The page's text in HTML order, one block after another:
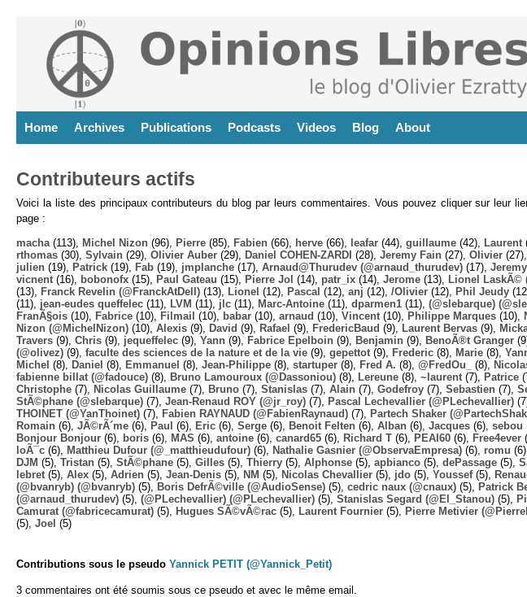
Home Archives Publications Podcasts Videos Blog About
Contributeurs actifs
Voici la liste des principaux contributeurs du blog par leurs commentaires. Vous pouvez cliquer sur leur
page :
macha (113), Michel Nizon (96), Pierre (85), Fabien (66), herve (66), leafar (44), guillaume (42), Laurent
rthomas (30), Sylvain (29), Olivier Auber (29), Daniel COHEN-ZARDI (28), Jeremy Fain (27), Olivier (27),
julien (19), Patrick (19), Fab (19), jmplanche (17), Arnaud@Thurudev (@arnaud_thurudev) (17), Jeremy
vicnent (16), bobonofx (15), Paul Gateau (15), Pierre Jol (14), patr_ix (14), Jerome (13), Lionel LaskÃ©
(13),
Franck Revelin (@FranckAtDell) (13), Lionel (12), Pascal (12), anj (12), /Olivier (12), Phil Jeudy
(11), jean-eudes queffelec (11), LVM (11), jlc (11), Marc-Antoine (11), dparmen1 (11), (@slebarque)
FranÃ§ois (10), Fabrice (10), Filmail (10), babar (10), arnaud (10), Vincent (10), Philippe Marques (10),
Nizon (@MichelNizon) (10), Alexis (9), David (9), Rafael (9), FredericBaud (9), Laurent Bervas (9),
Travers (9), Chris (9), jequeffelec (9), Yann (9), Fabrice Epelboin (9), Benjamin (9), BenoÃ®t Granger
(@olivez) (9), faculte des sciences de la nature et de la vie (9), gepettot (9), Frederic (8), Marie (8),
Michel (8), Daniel (8), Emmanuel (8), Jean-Philippe (8), startuper (8), Fred A. (8), @FredOu_ (8),
fabienne billat (@fadouce) (8), Bruno Lamouroux (@Dassoniou) (8), Lereune (8), ~laurent (7), Patrice
Christophe (7), Nicolas Guillaume (7), Bruno (7), Stanislas (7), Alain (7), Godefroy (7), Sebastien (7),
StÃ©phane (@slebarque) (7), Jean-Renaud ROY (@jr_roy) (7), Pascal Lechevallier (@PLechevallier)
THOINET (@YanThoinet) (7), Fabien RAYNAUD (@FabienRaynaud) (7), Partech Shaker
Romain (6), JÃ©rÃ´me (6), Paul (6), Eric (6), Serge (6), Benoit Felten (6), Alban (6), Jacques (6), sebou
Bonjour Bonjour (6), boris (6), MAS (6), antoine (6), canard65 (6), Richard T (6), PEAI60 (6), Free4ever
loÃ¯c (6), Matthieu Dufour (@_matthieudufour) (6), Nathalie Gasnier (@ObservaEmpresa) (6), romu (6),
DJM (5), Tristan (5), StÃ©phane (5), Gilles (5), Thierry (5), Alphonse (5), apbianco (5), dePassage (5),
lebret (5), Alex (5), Adrien (5), Jean-Denis (5), NM (5), Nicolas Chevallier (5), jdo (5), Youssef(5),
(@bvanryb) (@bvanryb) (5), Boris DefrÃ©ville (@AudioSense) (5), cedric naux (@cnaux) (5), Patrick
(@arnaud_thurudev) (5), (@PLechevallier) (@PLechevallier) (5), Stanislas Segard (@El_Stanou) (5),
Camurat (@fabricecamurat) (5), Hugues SÃ©vÃ©rac (5), Laurent Fournier (5), Pierre Metivier
(5), Joel (5)
Contributions sous le pseudo Yannick PETIT (@Yannick_Petit)
3 commentaires ont été soumis sous ce pseudo et avec le même email.